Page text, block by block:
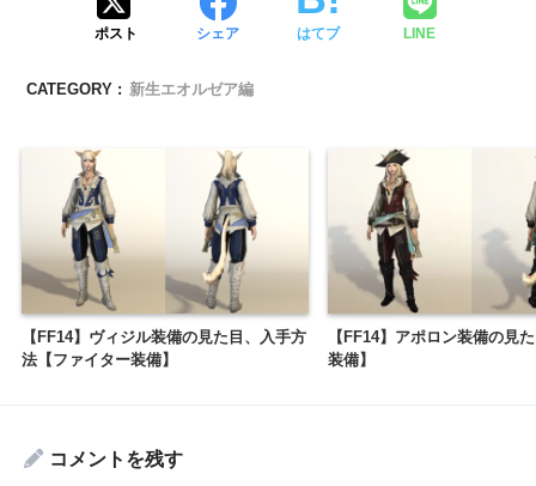
ポスト シェア はてブ LINE
CATEGORY : 新生エオルゼア編
【FF14】ヴィジル装備の見た目、入手方
法【ファイター装備】
【FF14】アポロン装備の見
装備】
コメントを残す